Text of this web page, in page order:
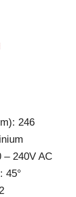
246
– 240V AC
45°